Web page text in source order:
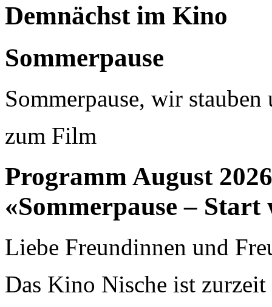
Demnächst im Kino
Sommerpause
Sommerpause, wir
zum Film
Programm August 2026
«Sommerpause – Start
Liebe Freundinnen und
Das Kino Nische ist zurzeit